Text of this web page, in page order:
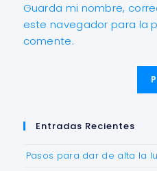
Guarda mi nombre,
este navegador para la
comente.
Entradas Recientes
Pasos para dar de alta la